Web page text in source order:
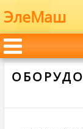
ЭлеМаш